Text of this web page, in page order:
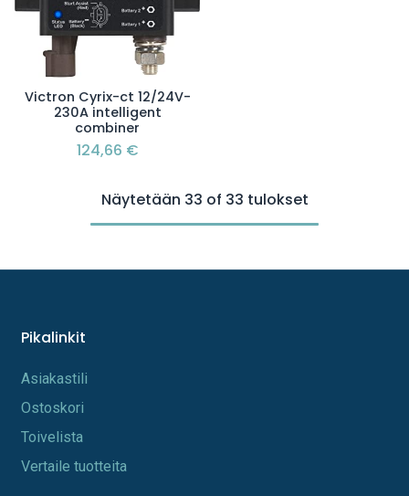
Victron Cyrix-ct 12/24V-
230A intelligent
combiner
124,66 €
Näytetään 33 of 33 tulokset
Pikalinkit
A​s​iakastili
Os​toskori
Toi​velista
Vertaile tuotteita